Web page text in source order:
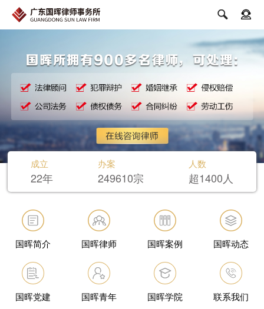
 
成立
22年
办案
249610宗
人数
超1400人
国晖简介 国晖律师 国晖案例 国晖动态
国晖党建 国晖青年 国晖学院 联系我们